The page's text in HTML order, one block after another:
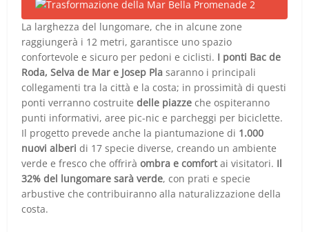
La larghezza del lungomare, che in alcune zone
raggiungerà i 12 metri, garantisce uno spazio
confortevole e sicuro per pedoni e ciclisti. I ponti Bac de
Roda, Selva de Mar e Josep Pla saranno i principali
collegamenti tra la città e la costa; in prossimità di questi
ponti verranno costruitedelle piazze che ospiteranno
punti informativi, aree pic-nic e parcheggi per biciclette.
Il progetto prevede anche la piantumazione di 1.000
nuovi alberi di 17 specie diverse, creando un ambiente
verde e fresco che offriràombra e comfortai visitatori. Il
32% del lungomare sarà verde, con prati e specie
arbustive che contribuiranno alla naturalizzazione della
costa.